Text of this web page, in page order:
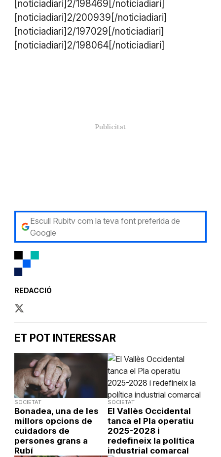
[noticiadiari]2/198469[/noticiadiari]
[noticiadiari]2/200939[/noticiadiari]
[noticiadiari]2/197029[/noticiadiari]
[noticiadiari]2/198064[/noticiadiari]
Escull Rubitv com la teva font preferida de
Google
REDACCIÓ
ET POT INTERESSAR
SOCIETAT
Bonadea, una de les
millors opcions de
cuidadors de
persones grans a
Rubí
SOCIETAT
El Vallès Occidental
tanca el Pla operatiu
2025-2028 i
redefineix la política
industrial comarcal